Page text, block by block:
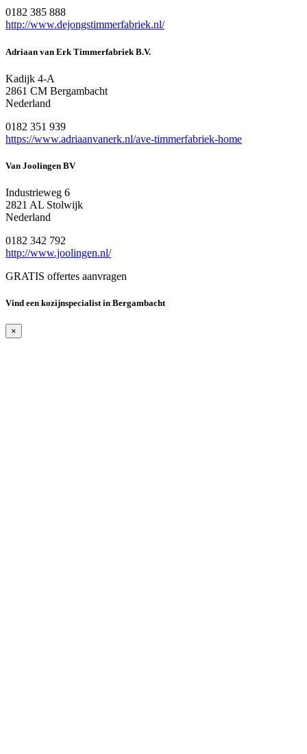
0182 385 888
http://www.dejongstimmerfabriek.nl/
Adriaan van Erk Timmerfabriek B.V.
Kadijk 4-A
2861 CM Bergambacht
Nederland
0182 351 939
https://www.adriaanvanerk.nl/ave-timmerfabriek-home
Van Joolingen BV
Industrieweg 6
2821 AL Stolwijk
Nederland
0182 342 792
http://www.joolingen.nl/
GRATIS offertes aanvragen
Vind een kozijnspecialist in Bergambacht
×